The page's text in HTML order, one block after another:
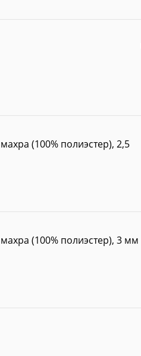
(100% полиэстер), 2,5
(100% полиэстер), 3 мм